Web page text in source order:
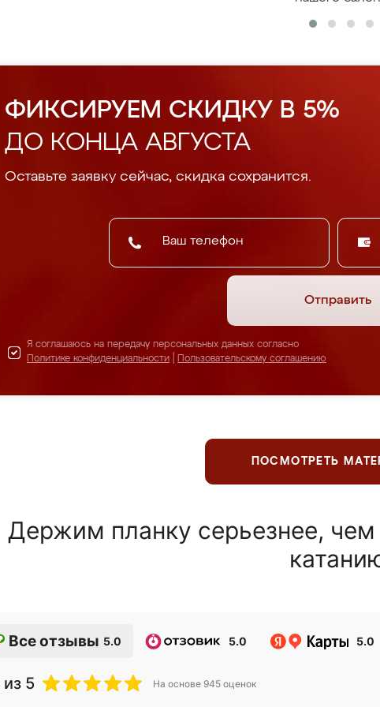
ФИКСИРУЕМ СКИДКУ В 5%
ДО КОНЦА АВГУСТА
Оставьте заявку сейчас, скидка сохранится.
Отправить
Я соглашаюсь на передачу персональных данных согласно
Политике конфиденциальности
Пользовательскому соглашению
ПОСМОТРЕТЬ
Держим планку серьезнее,
Все отзывы 5.0 5.0 5.0
из 5 На основе 945 оценок